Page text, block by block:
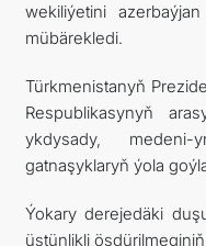
wekiliýetini
mübärekledi.
Türkmenistanyň
Respublikasynyň
ykdysady, medeni-
gatnaşyklaryň ýola
Ýokary derejedäki
üstünlikli